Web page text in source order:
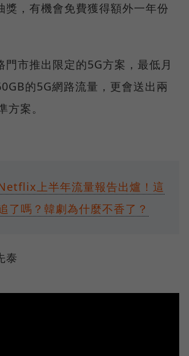
獎，有機會免費獲得額外一年份
門市推出限定的5G方案，最低月
的5G網路流量，更會送出兩
案。
上半年流量報告出爐！這
了嗎？韓劇為什麼不香了？
泰